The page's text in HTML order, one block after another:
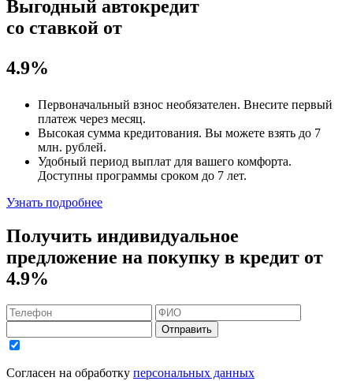
Выгодный автокредит
со ставкой от
4.9%
Первоначальный взнос необязателен. Внесите первый
платеж через месяц.
Высокая сумма кредитования. Вы можете взять до 7
млн. рублей.
Удобный период выплат для вашего комфорта.
Доступны программы сроком до 7 лет.
Узнать подробнее
Получить индивидуальное
предложение на покупку в кредит от
4.9%
Отправить
Согласен на обработку персональных данных